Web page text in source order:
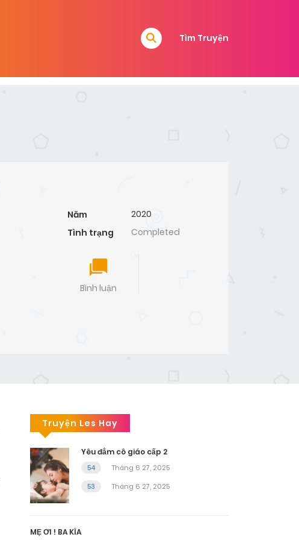
Tìm Truyện
Năm
2020
Tình trạng
Completed
Bình luận
Truyện Les Hay
Yêu đắm cô giáo cấp 2
54
Tháng 6 27, 2025
53
Tháng 6 27, 2025
MẸ ƠI ! BA KÌA